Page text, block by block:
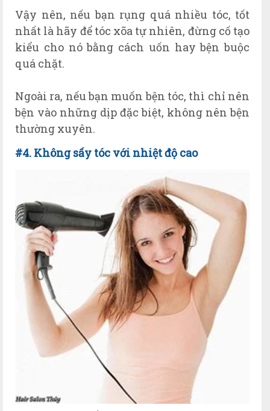
Vậy nên, nếu bạn rụng quá nhiều tóc, tốt
nhất là hãy để tóc xõa tự nhiên, đừng cố tạo
kiểu cho nó bằng cách uốn hay bện buộc
quá chặt.
Ngoài ra, nếu bạn muốn bện tóc, thì chỉ nên
bện vào những dịp đặc biệt, không nên bện
thường xuyên.
#4. Không sấy tóc với nhiệt độ cao